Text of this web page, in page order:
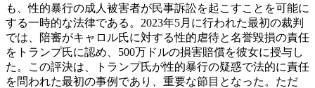
も、性的暴行の成人被害者が民事訴訟を起こすことを可能に
する一時的な法律である。2023年5月に行われた最初の裁判
では、陪審がキャロル氏に対する性的虐待と名誉毀損の責任
をトランプ氏に認め、500万ドルの損害賠償を彼女に授与し
た。この評決は、トランプ氏が性的暴行の疑惑で法的に責任
を問われた最初の事例であり、重要な節目となった。ただ